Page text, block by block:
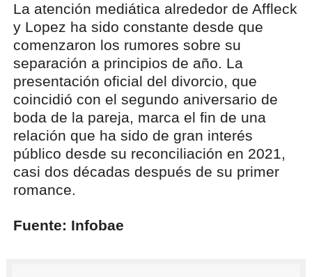
La atención mediática alrededor de Affleck
y Lopez ha sido constante desde que
comenzaron los rumores sobre su
separación a principios de año. La
presentación oficial del divorcio, que
coincidió con el segundo aniversario de
boda de la pareja, marca el fin de una
relación que ha sido de gran interés
público desde su reconciliación en 2021,
casi dos décadas después de su primer
romance.
Fuente: Infobae